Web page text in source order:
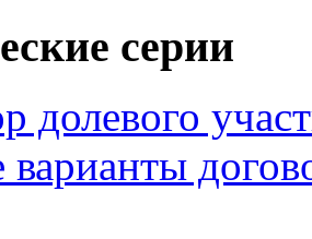
серии
долевого
варианты